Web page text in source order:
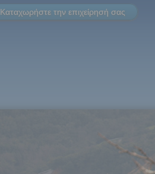
Καταχωρήστε την επιχείρησή σας